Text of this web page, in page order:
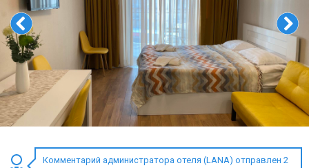
Комментарий администратора отеля (LANA) отправлен 2
Прокат
Ски-сервис
Дети в Гудаури
Развлечения
Календарь событий
Гудаури
INFO